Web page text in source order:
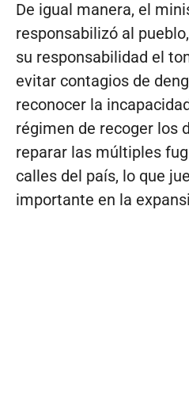
De igual manera, el
responsabilizó al
su responsabilidad el
evitar contagios de
reconocer la
régimen de recoger los
reparar las múltiples
calles del país, lo que
importante en la